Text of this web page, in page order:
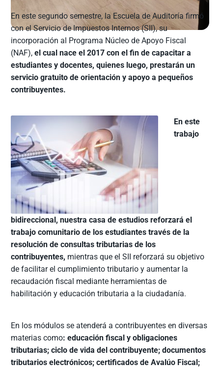
En este segundo semestre, la Escuela de Auditoría firmó
con el Servicio de Impuestos Internos (SII), su
incorporación al Programa Núcleo de Apoyo Fiscal
(NAF),el cual nace el 2017 con el fin de capacitar a
estudiantes y docentes, quienes luego, prestarán un
servicio gratuito de orientación y apoyo a pequeños
contribuyentes.
En este
trabajo
bidireccional, nuestra casa de estudios reforzará el
trabajo comunitario de los estudiantes través de la
resolución de consultas tributarias de los
contribuyentes, mientras que el SII reforzará su objetivo
de facilitar el cumplimiento tributario y aumentar la
recaudación fiscal mediante herramientas de
habilitación y educación tributaria a la ciudadanía.
En los módulos se atenderá a contribuyentes en diversas
materias como: educación fiscal y obligaciones
tributarias; ciclo de vida del contribuyente; documentos
tributarios electrónicos; certificados de Avalúo Fiscal;